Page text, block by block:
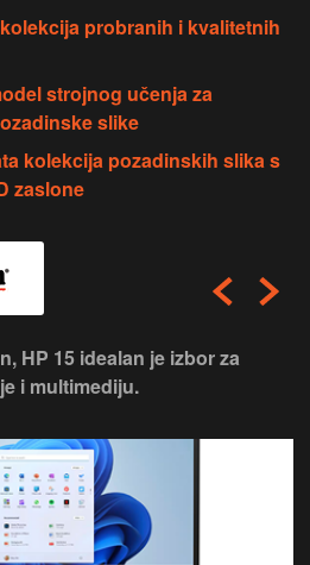
probranih i kvalitetnih
strojnog učenja za
slike
kolekcija pozadinskih slika s
zaslone
HP 15 idealan je izbor za
i multimediju.